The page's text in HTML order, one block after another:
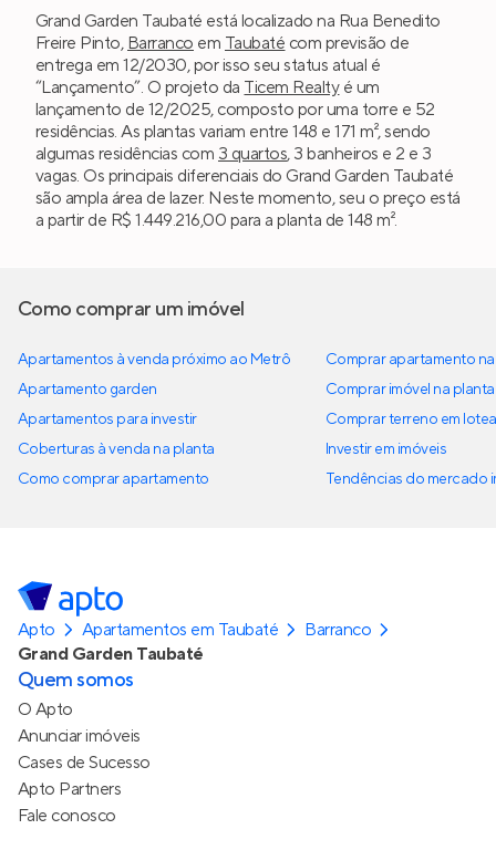
Grand Garden Taubaté está localizado na Rua Benedito
Freire Pinto, Barranco em Taubaté com previsão de
entrega em 12/2030, por isso seu status atual é
“Lançamento”. O projeto da Ticem Realtyé um
lançamento de 12/2025, composto por uma torre e 52
residências. As plantas variam entre 148 e 171 m², sendo
algumas residências com 3 quartos, 3 banheiros e 2 e 3
vagas. Os principais diferenciais do Grand Garden Taubaté
são ampla área de lazer. Neste momento, seu o preço está
a partir de R$ 1.449.216,00 para a planta de 148 m².
Como comprar um imóvel
Apartamentos à venda próximo ao Metrô
Apartamento garden
Apartamentos para investir
Coberturas à venda na planta
Como comprar apartamento
Comprar apartamento
Comprar imóvel na planta
Comprar terreno em
Investir em imóveis
Tendências do mercado
Apto Apartamentos em Taubaté
Barranco
Grand Garden Taubaté
Quem somos
O Apto
Anunciar imóveis
Cases de Sucesso
Apto Partners
Fale conosco